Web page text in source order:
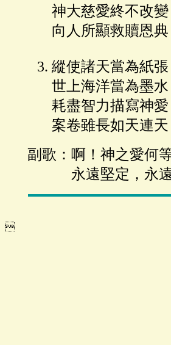
神大慈愛終不改
向人所顯救贖恩典
縱使諸天當為紙
世上海洋當為墨
耗盡智力描寫神愛
案卷雖長如天連天
副歌：啊！神之愛何
永遠堅定，永遠不
